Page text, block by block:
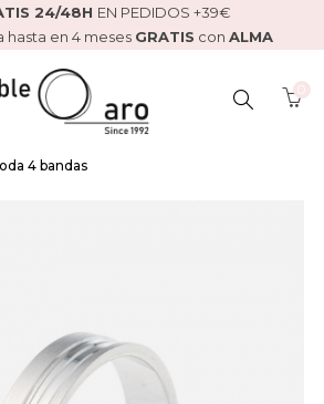
24/48H EN PEDIDOS +39€
hasta en 4 meses GRATIS con ALMA
BUSCAR
4 bandas